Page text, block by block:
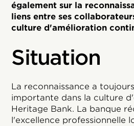
également sur la
liens entre ses
culture d'amélioration
Situation
La reconnaissance a
importante dans la culture
Heritage Bank. La banque
l'excellence professionnelle